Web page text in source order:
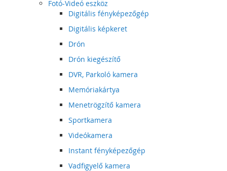
Fotó-Videó eszköz
Digitális fényképezőgép
Digitális képkeret
Drón
Drón kiegészítő
DVR, Parkoló kamera
Memóriakártya
Menetrögzítő kamera
Sportkamera
Videókamera
Instant fényképezőgép
Vadfigyelő kamera